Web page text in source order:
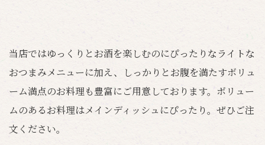
当店ではゆっくりとお酒を楽しむのにぴったりなライトな
おつまみメニューに加え、しっかりとお腹を満たすボリュ
ーム満点のお料理も豊富にご用意しております。ボリュー
ムのあるお料理はメインディッシュにぴったり。ぜひご注
文ください。